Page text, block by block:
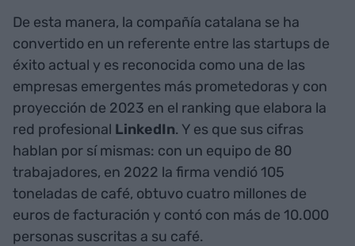
De esta manera, la compañía catalana se ha
convertido en un referente entre las startups de
éxito actual y es reconocida como una de las
empresas emergentes más prometedoras y con
proyección de 2023 en el ranking que elabora la
red profesional LinkedIn. Y es que sus cifras
hablan por sí mismas: con un equipo de 80
trabajadores, en 2022 la firma vendió 105
toneladas de café, obtuvo cuatro millones de
euros de facturación y contó con más de 10.000
personas suscritas a su café.